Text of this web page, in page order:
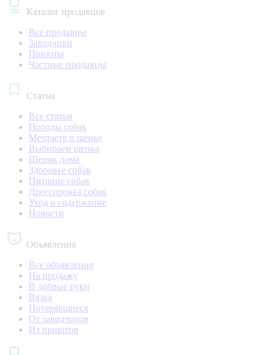
Каталог продавцов
Все продавцы
Заводчики
Приюты
Частные продавцы
Статьи
Все статьи
Породы собак
Мечтаете о щенке
Выбираем щенка
Щенок дома
Здоровье собак
Питание собак
Дрессировка собак
Уход и содержание
Новости
Объявления
Все объявления
На продажу
В добрые руки
Вязка
Потерявшиеся
От заводчиков
Из приютов